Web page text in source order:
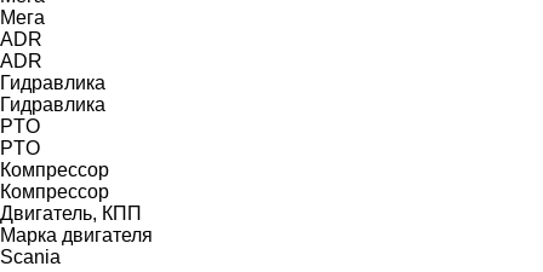
Мега
ADR
ADR
Гидравлика
Гидравлика
PTO
PTO
Компрессор
Компрессор
Двигатель, КПП
Марка двигателя
Scania